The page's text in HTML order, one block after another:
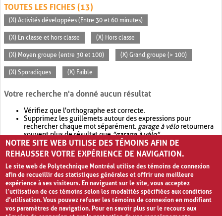
TOUTES LES FICHES (13)
(X) Activités développées (Entre 30 et 60 minutes)
(X) En classe et hors classe (X) Hors classe
(X) Moyen groupe (entre 30 et 100) (X) Grand groupe (> 100)
(X) Sporadiques (X) Faible
Votre recherche n'a donné aucun résultat
Vérifiez que l'orthographe est correcte.
Supprimez les guillemets autour des expressions pour
rechercher chaque mot séparément. garage à véloretournera
souvent plus de résultat que"garage à vélo".
Envisagez d'élargir votre recherche avec OR.garage OR vélo
retournera souvent plus de résultat quegarage à vélo
NOTRE SITE WEB UTILISE DES TÉMOINS AFIN DE
REHAUSSER VOTRE EXPÉRIENCE DE NAVIGATION.
Le site web de Polytechnique Montréal utilise des témoins de connexion
afin de recueillir des statistiques générales et offrir une meilleure
expérience à ses visiteurs. En naviguant sur le site, vous acceptez
l’utilisation de ces témoins selon les modalités spécifiées aux conditions
d’utilisation. Vous pouvez refuser les témoins de connexion en modifiant
vos paramètres de navigation. Pour en savoir plus sur le recours aux